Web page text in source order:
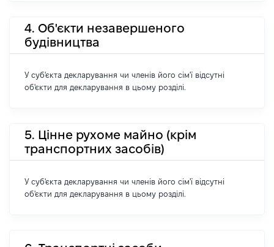
4. Об'єкти незавершеного
будівництва
У суб'єкта декларування чи членів його сім'ї відсутні
об'єкти для декларування в цьому розділі.
5. Цінне рухоме майно (крім
транспортних засобів)
У суб'єкта декларування чи членів його сім'ї відсутні
об'єкти для декларування в цьому розділі.